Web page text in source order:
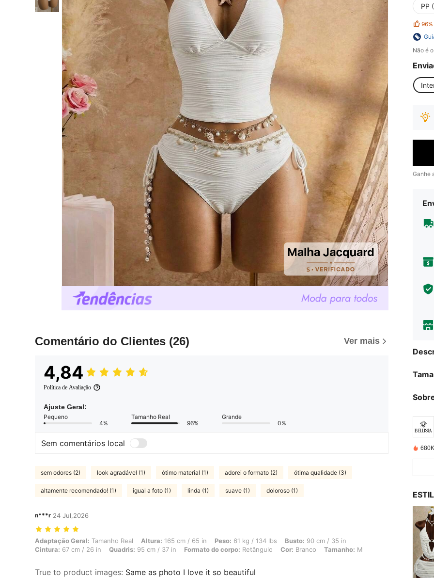
Comentário do Clientes (26) Ver mais
4,84
Política de Avaliação
Ajuste Geral:
Pequeno
4%
Tamanho Real
96%
Grande
0%
Sem comentários local
sem odores (2) look agradável (1) ótimo material (1) adorei o formato (2) ótima qualidade (3)
altamente recomendado! (1) igual a foto (1) linda (1) suave (1) doloroso (1)
n***r 24 Jul,2026
Adaptação Geral: Tamanho Real, Altura: 165 cm / 65 in, Peso: 61 kg / 134 lbs, Busto: 90 cm / 35 in, Cintura: 67 cm / 26 in, Quadris: 95 cm / 37 in,
Adaptação Geral: Tamanho Real Altura: 165 cm / 65 in Peso: 61 kg / 134 lbs Busto: 90 cm / 35 in
Cintura: 67 cm / 26 in Quadris: 95 cm / 37 in Formato do corpo: Retângulo Cor: Branco Tamanho: M
True to product images: Same as photo I love it so beautiful
PP
96%
Não é
Ganhe